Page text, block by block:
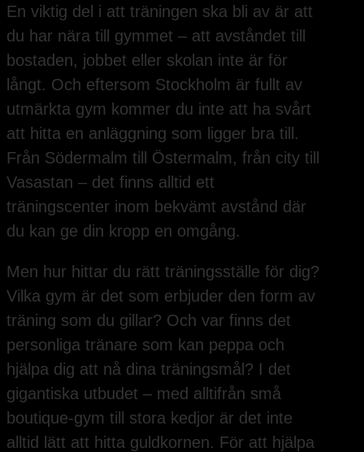
En viktig del i att träningen ska bli av är att
du har nära till gymmet – att avståndet till
bostaden, jobbet eller skolan inte är för
långt. Och eftersom Stockholm är fullt av
utmärkta gym kommer du inte att ha svårt
att hitta en anläggning som ligger bra till.
Från Södermalm till Östermalm, från city till
Vasastan – det finns alltid ett
träningscenter inom bekvämt avstånd där
du kan ge din kropp en omgång.
Men hur hittar du rätt träningsställe för dig?
Vilka gym är det som erbjuder den form av
träning som du gillar? Och var finns det
personliga tränare som kan peppa och
hjälpa dig att nå dina träningsmål? I det
gigantiska utbudet – med alltifrån små
boutique-gym till stora kedjor är det inte
alltid lätt att hitta guldkornen. För att hjälpa